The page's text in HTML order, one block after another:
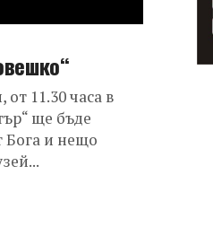
11.30 часа в
ще бъде
Бога и нещо